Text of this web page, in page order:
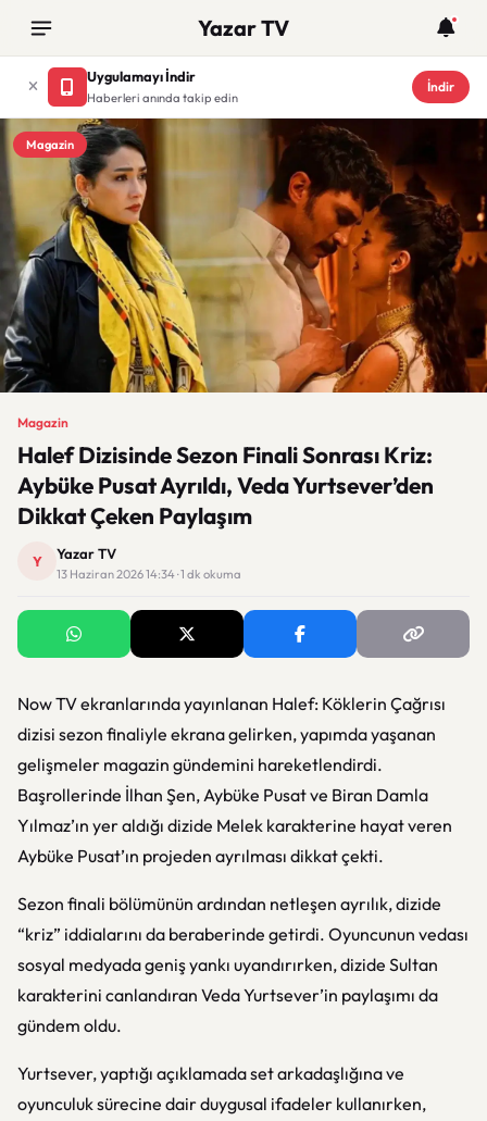
Yazar TV
Uygulamayı İndir
Haberleri anında takip edin
İndir
Magazin
Magazin
Halef Dizisinde Sezon Finali Sonrası Kriz:
Aybüke Pusat Ayrıldı, Veda Yurtsever’den
Dikkat Çeken Paylaşım
Y Yazar TV
13 Haziran 2026 14:34 · 1 dk okuma
Now TV ekranlarında yayınlanan Halef: Köklerin Çağrısı
dizisi sezon finaliyle ekrana gelirken, yapımda yaşanan
gelişmeler magazin gündemini hareketlendirdi.
Başrollerinde İlhan Şen, Aybüke Pusat ve Biran Damla
Yılmaz’ın yer aldığı dizide Melek karakterine hayat veren
Aybüke Pusat’ın projeden ayrılması dikkat çekti.
Sezon finali bölümünün ardından netleşen ayrılık, dizide
“kriz” iddialarını da beraberinde getirdi. Oyuncunun vedası
sosyal medyada geniş yankı uyandırırken, dizide Sultan
karakterini canlandıran Veda Yurtsever’in paylaşımı da
gündem oldu.
Yurtsever, yaptığı açıklamada set arkadaşlığına ve
oyunculuk sürecine dair duygusal ifadeler kullanırken,